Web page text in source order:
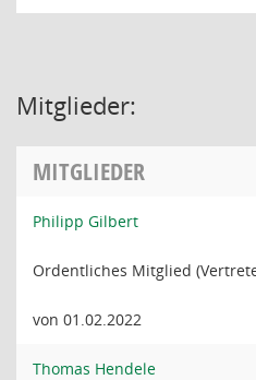
Mitglieder:
MITGLIEDER
Philipp Gilbert
Ordentliches Mitglied
von 01.02.2022
Thomas Hendele